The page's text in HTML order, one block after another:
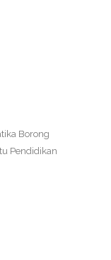
Borong
Pendidikan